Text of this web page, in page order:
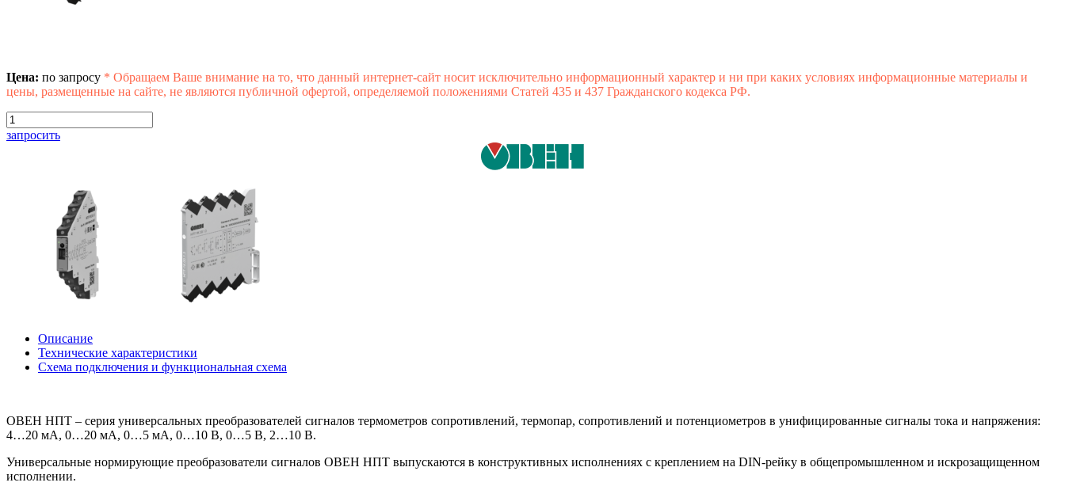
Цена: по запросу * Обращаем Ваше внимание на то, что данный интернет-сайт носит исключительно информационный характер и ни при каких условиях информационные материалы и
цены, размещенные на сайте, не являются публичной офертой, определяемой положениями Статей 435 и 437 Гражданского кодекса РФ.
запросить
Описание
Технические характеристики
Схема подключения и функциональная схема
ОВЕН НПТ – серия универсальных преобразователей сигналов термометров сопротивлений, термопар, сопротивлений и потенциометров в унифицированные сигналы тока и напряжения:
4…20 мА, 0…20 мА, 0…5 мА, 0…10 В, 0…5 В, 2…10 В.
Универсальные нормирующие преобразователи сигналов ОВЕН НПТ выпускаются в конструктивных исполнениях с креплением на DIN-рейку в общепромышленном и искрозащищенном
исполнении.